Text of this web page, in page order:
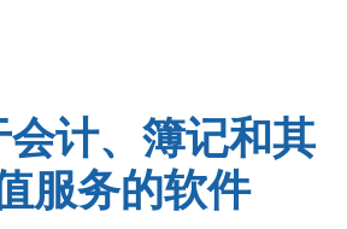
计、簿记和其
服务的软件